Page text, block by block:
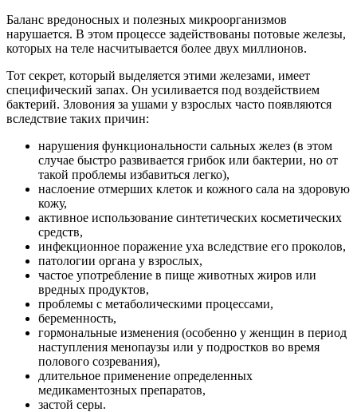
Баланс вредоносных и полезных микроорганизмов
нарушается. В этом процессе задействованы потовые железы,
которых на теле насчитывается более двух миллионов.
Тот секрет, который выделяется этими железами, имеет
специфический запах. Он усиливается под воздействием
бактерий. Зловония за ушами у взрослых часто появляются
вследствие таких причин:
нарушения функциональности сальных желез (в этом
случае быстро развивается грибок или бактерии, но от
такой проблемы избавиться легко),
наслоение отмерших клеток и кожного сала на здоровую
кожу,
активное использование синтетических косметических
средств,
инфекционное поражение уха вследствие его проколов,
патологии органа у взрослых,
частое употребление в пище животных жиров или
вредных продуктов,
проблемы с метаболическими процессами,
беременность,
гормональные изменения (особенно у женщин в период
наступления менопаузы или у подростков во время
полового созревания),
длительное применение определенных
медикаментозных препаратов,
застой серы.